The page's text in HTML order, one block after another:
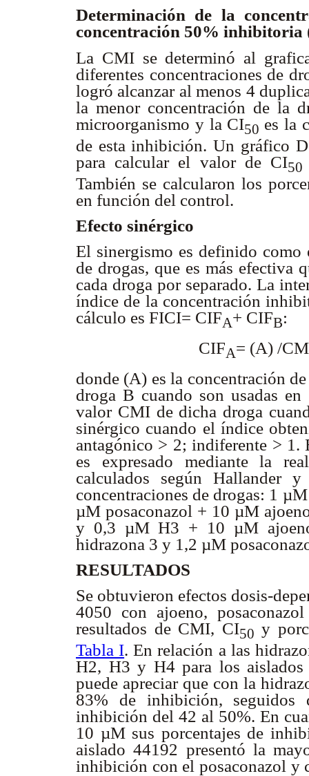
Determinación de la
concentración 50% inhibitoria
La CMI se determinó al
diferentes concentraciones de
logró alcanzar al menos 4
la menor concentración de la
microorganismo y la CI50 es la
de esta inhibición. Un gráfico
para calcular el valor de CI
También se calcularon los
en función del control.
Efecto sinérgico
El sinergismo es definido
de drogas, que es más efectiva
cada droga por separado. La
índice de la concentración
cálculo es FICI= CIFA+ CIFB:
CIFA= (A) /
donde (A) es la concentración
droga B cuando son usadas
valor CMI de dicha droga
sinérgico cuando el índice
antagónico > 2; indiferente > 1.
es expresado mediante la
calculados según Hallander
concentraciones de drogas: 1
µM posaconazol + 10 µM
y 0,3 µM H3 + 10 µM
hidrazona 3 y 1,2 µM
RESULTADOS
Se obtuvieron efectos dosis-
4050 con ajoeno,
resultados de CMI, CI50 y
Tabla I. En relación a las
H2, H3 y H4 para los
puede apreciar que con la
83% de inhibición, seguidos
inhibición del 42 al 50%. En
10 µM sus porcentajes de
aislado 44192 presentó la
inhibición con el posaconazol y